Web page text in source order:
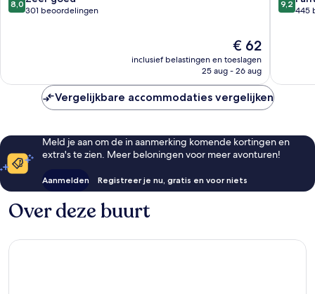
Taksim
van
8,0
301 beoordelingen
De
prijs
is
€ 62
inclusief belastingen en toeslagen
25 aug - 26 aug
van
9,2
445
Vergelijkbare accommodaties vergelijken
Meld je aan om de in aanmerking komende kortingen en
extra's te zien. Meer beloningen voor meer avonturen!
Aanmelden Registreer je nu, gratis en voor niets
Over deze buurt